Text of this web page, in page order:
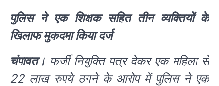
पुलिस ने एक शिक्षक सहित तीन व्यक्तियों के
खिलाफ मुकदमा किया दर्ज
चंपावत। फर्जी नियुक्ति पत्र देकर एक महिला से
22 लाख रुपये ठगने के आरोप में पुलिस ने एक